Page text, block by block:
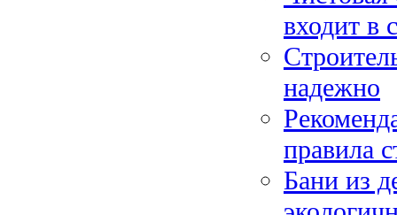
входит в
надежно
правила
Бани из